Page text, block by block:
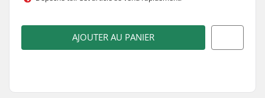
AJOUTER AU PANIER